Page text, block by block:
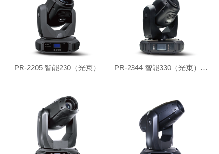
PR-2205 智能230（光束） PR-2344 智能330（光束）二代